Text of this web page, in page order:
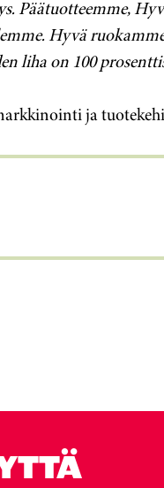
Päätuotteemme,
Hyvä
liha on 100
ja